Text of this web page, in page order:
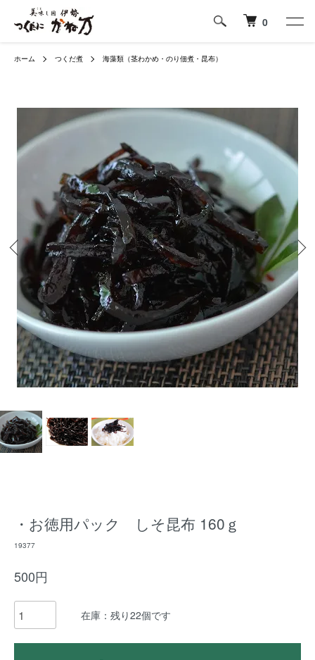
0
ホーム つくだ煮 海藻類（茎わかめ・のり佃煮・昆布）
・お徳用パック しそ昆布 160ｇ
19377
500円
在庫：残り22個です